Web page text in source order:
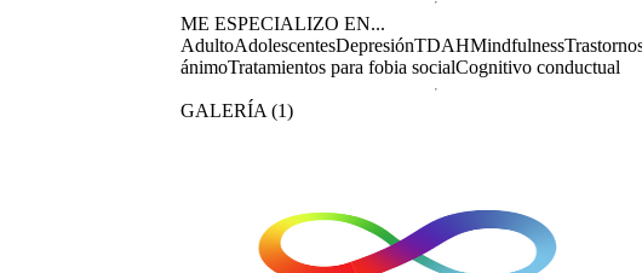
ME ESPECIALIZO EN...
AdultoAdolescentesDepresiónTDAHMindfulness
ánimoTratamientos para fobia socialCognitivo conductual
GALERÍA (1)